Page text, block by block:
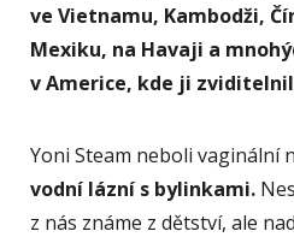
ve Vietnamu, Kambodži,
Mexiku, na Havaji a
v Americe, kde ji
Yoni Steam neboli vaginální
vodní lázní s bylinkami.
z nás známe z dětství, ale